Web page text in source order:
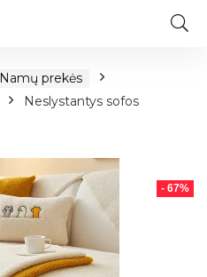
Namų prekės
Neslystantys sofos
- 67%